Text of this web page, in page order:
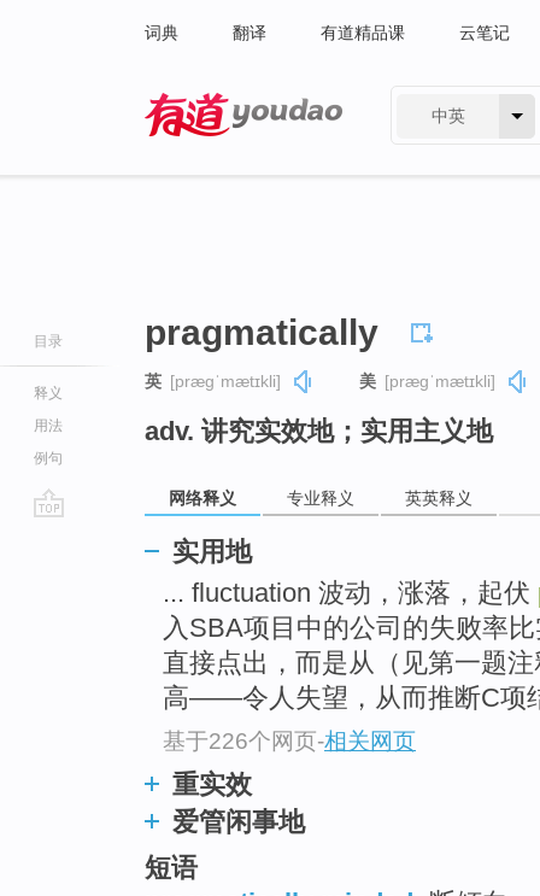
词典 翻译 有道精品课 云笔记
中英
目录
释义
用法
例句
pragmatically
英 [præɡˈmætɪkli] 美 [præɡˈmætɪkli]
adv. 讲究实效地；实用主义地
网络释义 专业释义 英英释义
实用地
... fluctuation 波动，涨落，起伏
入SBA项目中的公司的失败率
直接点出，而是从（见第一题
高――令人失望，从而推断C项
基于226个网页-相关网页
重实效
爱管闲事地
短语